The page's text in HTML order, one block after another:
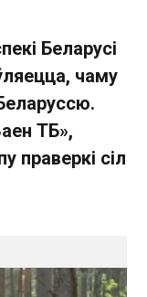
Беларусі
чаму
ТБ»,
праверкі сіл